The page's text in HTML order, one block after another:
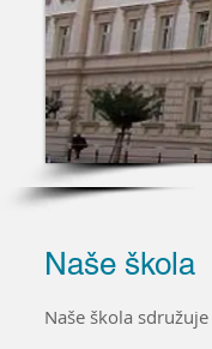
Naše škola
Naše škola sdružuje